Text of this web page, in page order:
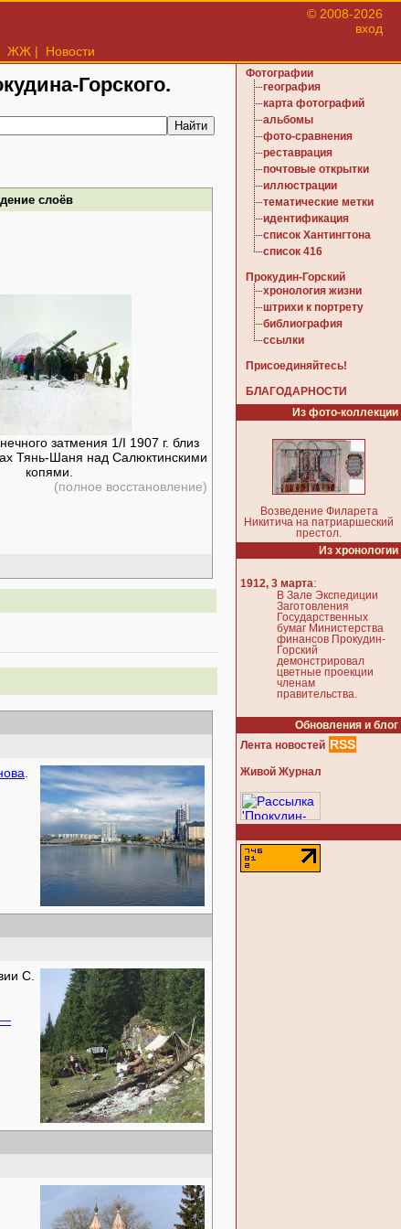
© 2008-2026
вход
ЖЖ | Новости
Горского.
слоёв
затмения 1/I 1907 г. близ
Тянь-Шаня над Салюктинскими
копями.
(полное восстановление)
.
С.
—
Фотографии
география
карта фотографий
альбомы
фото-сравнения
реставрация
почтовые открытки
иллюстрации
тематические метки
идентификация
список Хантингтона
список 416
Прокудин-Горский
хронология жизни
штрихи к портрету
библиография
ссылки
Присоединяйтесь!
БЛАГОДАРНОСТИ
Из фото-коллекции
Возведение Филарета
Никитича на патриаршеский
престол.
Из хронологии
1912, 3 марта:
В Зале Экспедиции
Заготовления
Государственных
бумаг Министерства
финансов Прокудин-
Горский
демонстрировал
цветные проекции
членам
правительства.
Обновления и блог
Лента новостей RSS
Живой Журнал